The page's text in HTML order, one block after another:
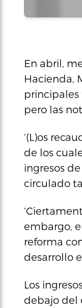
En abril,
Hacienda,
principales
pero las
‘(L)os
de los
ingresos
circulado
embargo,
reforma
desarrollo
Los
debajo del